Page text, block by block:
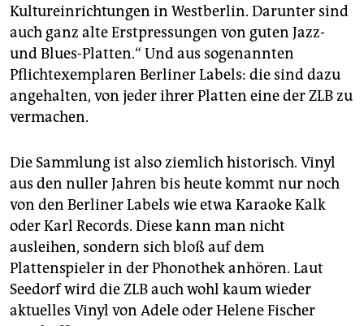
Kultureinrichtungen in Westberlin. Darunter sind
auch ganz alte Erstpressungen von guten Jazz-
und Blues-Platten.“ Und aus sogenannten
Pflichtexemplaren Berliner Labels: die sind dazu
angehalten, von jeder ihrer Platten eine der ZLB zu
vermachen.
Die Sammlung ist also ziemlich historisch. Vinyl
aus den nuller Jahren bis heute kommt nur noch
von den Berliner Labels wie etwa Karaoke Kalk
oder Karl Records. Diese kann man nicht
ausleihen, sondern sich bloß auf dem
Plattenspieler in der Phonothek anhören. Laut
Seedorf wird die ZLB auch wohl kaum wieder
aktuelles Vinyl von Adele oder Helene Fischer